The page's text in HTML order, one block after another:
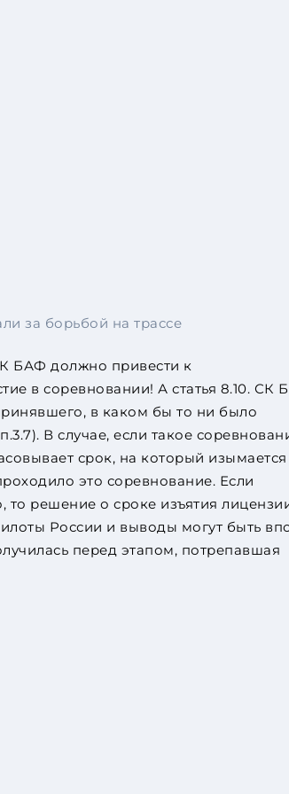
за борьбой на трассе
БАФ должно привести к
в соревновании! А статья 8.10. СК
в каком бы то ни было
В случае, если такое
срок, на который изымается
это соревнование. Если
решение о сроке изъятия
России и выводы могут быть
перед этапом, потрепавшая